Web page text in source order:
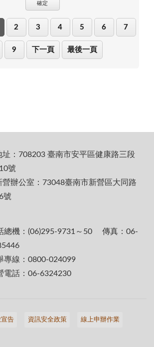
確定
2 3 4 5 6 7
9 下一頁 最後一頁
址：708203 臺南市安平區健康路三段
號
營辦公室：73048臺南市新營區大同路
號
總機：(06)295-9731～50 傳真：06-
專線：0800-024099
電話：06-6324230
告 資訊安全政策 線上申辦作業